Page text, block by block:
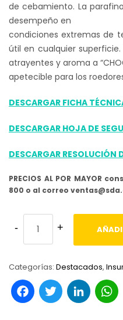
era:
S/
de cebamiento. La
desempeño en
condiciones extremas de
útil en cualquier
atrayentes y aroma a
apetecible para los
DESCARGAR FICHA
DESCARGAR HOJA DE
DESCARGAR RESOLUCIÓN
PRECIOS AL POR MAYOR
800 o al correo
Categorías: Destacados,
Facebook
Twitter